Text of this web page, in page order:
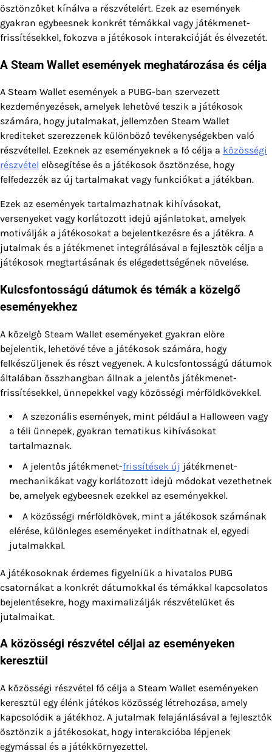
ösztönzőket kínálva a részvételért. Ezek az események
gyakran egybeesnek konkrét témákkal vagy játékmenet-
frissítésekkel, fokozva a játékosok interakcióját és élvezetét.
A Steam Wallet események meghatározása és célja
A Steam Wallet események a PUBG-ban szervezett
kezdeményezések, amelyek lehetővé teszik a játékosok
számára, hogy jutalmakat, jellemzően Steam Wallet
krediteket szerezzenek különböző tevékenységekben való
részvétellel. Ezeknek az eseményeknek a fő célja a közösségi
részvétel elősegítése és a játékosok ösztönzése, hogy
felfedezzék az új tartalmakat vagy funkciókat a játékban.
Ezek az események tartalmazhatnak kihívásokat,
versenyeket vagy korlátozott idejű ajánlatokat, amelyek
motiválják a játékosokat a bejelentkezésre és a játékra. A
jutalmak és a játékmenet integrálásával a fejlesztők célja a
játékosok megtartásának és elégedettségének növelése.
Kulcsfontosságú dátumok és témák a közelgő
eseményekhez
A közelgő Steam Wallet eseményeket gyakran előre
bejelentik, lehetővé téve a játékosok számára, hogy
felkészüljenek és részt vegyenek. A kulcsfontosságú dátumok
általában összhangban állnak a jelentős játékmenet-
frissítésekkel, ünnepekkel vagy közösségi mérföldkövekkel.
A szezonális események, mint például a Halloween vagy
a téli ünnepek, gyakran tematikus kihívásokat
tartalmaznak.
A jelentős játékmenet-frissítések új játékmenet-
mechanikákat vagy korlátozott idejű módokat vezethetnek
be, amelyek egybeesnek ezekkel az eseményekkel.
A közösségi mérföldkövek, mint a játékosok számának
elérése, különleges eseményeket indíthatnak el, egyedi
jutalmakkal.
A játékosoknak érdemes figyelniük a hivatalos PUBG
csatornákat a konkrét dátumokkal és témákkal kapcsolatos
bejelentésekre, hogy maximalizálják részvételüket és
jutalmaikat.
A közösségi részvétel céljai az eseményeken
keresztül
A közösségi részvétel fő célja a Steam Wallet eseményeken
keresztül egy élénk játékos közösség létrehozása, amely
kapcsolódik a játékhoz. A jutalmak felajánlásával a fejlesztők
ösztönzik a játékosokat, hogy interakcióba lépjenek
egymással és a játékkörnyezettel.